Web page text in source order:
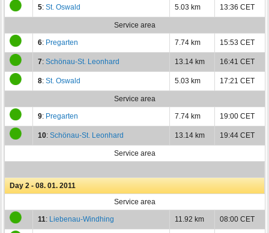
5: St. Oswald 5.03 km 13:36 CET
Service area
6: Pregarten 7.74 km 15:53 CET
7: Schönau-St. Leonhard 13.14 km 16:41 CET
8: St. Oswald 5.03 km 17:21 CET
Service area
9: Pregarten 7.74 km 19:00 CET
10: Schönau-St. Leonhard 13.14 km 19:44 CET
Service area
Day 2 - 08. 01. 2011
Service area
11: Liebenau-Windhing 11.92 km 08:00 CET